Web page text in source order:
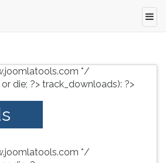
*/
die; ?> track_downloads): ?>
*/